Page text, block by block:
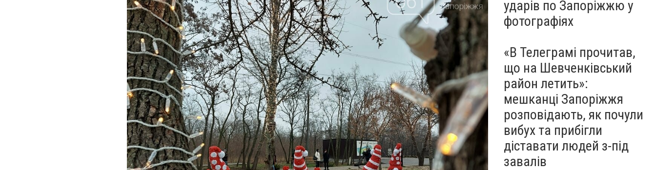
ударів по Запоріжжю у
фотографіях
«В Телеграмі прочитав,
що на Шевченківський
район летить»:
мешканці Запоріжжя
розповідають, як почули
вибух та прибігли
діставати людей з-під
завалів